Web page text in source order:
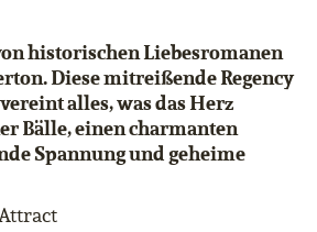
historischen Liebesromanen
Diese mitreißende Regency
alles, was das Herz
Bälle, einen charmanten
Spannung und geheime